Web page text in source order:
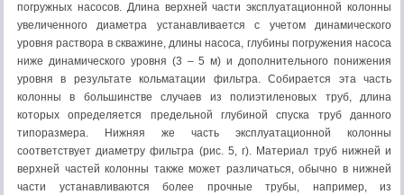
погружных насосов. Длина верхней части эксплуатационной колонны
увеличенного диаметра устанавливается с учетом динамического
уровня раствора в скважине, длины насоса, глубины погружения насоса
ниже динамического уровня (3 – 5 м) и дополнительного понижения
уровня в результате кольматации фильтра. Собирается эта часть
колонны в большинстве случаев из полиэтиленовых труб, длина
которых определяется предельной глубиной спуска труб данного
типоразмера. Нижняя же часть эксплуатационной колонны
соответствует диаметру фильтра (рис. 5, г). Материал труб нижней и
верхней частей колонны также может различаться, обычно в нижней
части устанавливаются более прочные трубы, например, из